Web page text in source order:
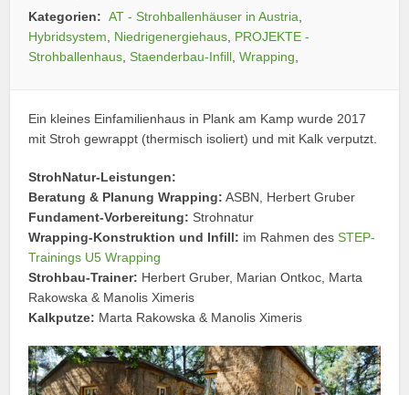
Kategorien: AT - Strohballenhäuser in Austria
Hybridsystem
Niedrigenergiehaus PROJEKTE -
Strohballenhaus ,Staenderbau-Infill ,Wrapping
Ein kleines Einfamilienhaus in Plank am Kamp wurde 2017
mit Stroh gewrappt (thermisch isoliert) und mit Kalk verputzt.
StrohNatur-Leistungen:
Beratung & Planung Wrapping: ASBN, Herbert Gruber
Fundament-Vorbereitung: Strohnatur
Wrapping-Konstruktion und Infill: im Rahmen desSTEP-
Trainings U5 Wrapping
Strohbau-Trainer: Herbert Gruber, Marian Ontkoc, Marta
Rakowska & Manolis Ximeris
Kalkputze: Marta Rakowska & Manolis Ximeris